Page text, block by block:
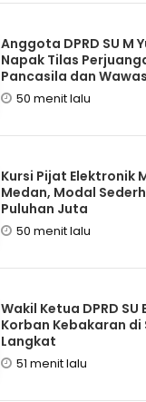
Anggota DPRD SU M
Napak Tilas
Pancasila dan
50 menit lalu
Kursi Pijat Elektronik
Medan, Modal
Puluhan Juta
50 menit lalu
Wakil Ketua DPRD
Korban Kebakaran
Langkat
51 menit lalu